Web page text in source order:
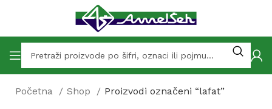
Početna Shop Proizvodi označeni “lafat”